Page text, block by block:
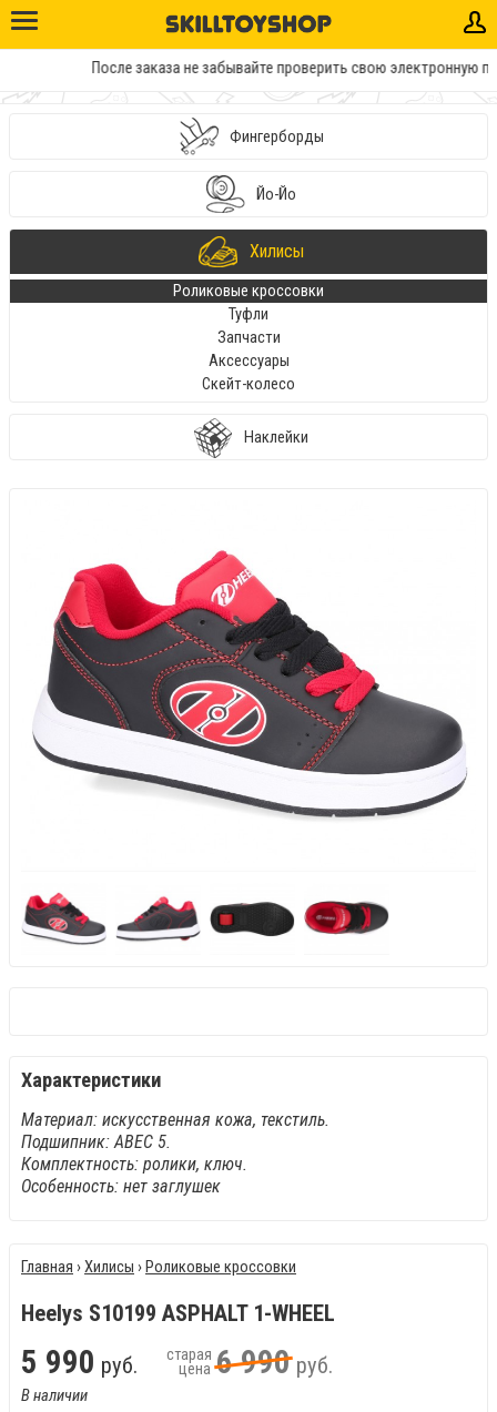
После заказа не забывайте проверить свою электронную
Фингерборды
Йо-Йо
Хилисы
Роликовые кроссовки
Туфли
Запчасти
Аксессуары
Скейт-колесо
Наклейки
Характеристики
Материал: искусственная кожа, текстиль.
Подшипник: АВЕС 5.
Комплектность: ролики, ключ.
Особенность: нет заглушек
Главная ›Хилисы ›Роликовые кроссовки
Heelys S10199 ASPHALT 1-WHEEL
5 990 руб. старая
цена 6 990руб.
В наличии